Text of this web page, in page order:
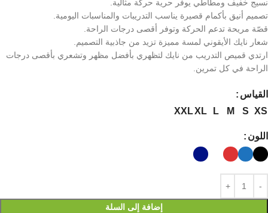
نسيج خفيف ومطاطي يوفر حرية حركة مثالية.
تصميم أنيق بأكمام قصيرة يناسب التدريبات والمناسبات اليومية.
قصّة مريحة تدعم الحركة وتوفر أقصى درجات الراحة.
شعار نايك الأيقوني لمسة مميزة تزيد من جاذبية التصميم.
ارتدي قميص التدريب من نايك لتظهري بأفضل مظهر وتشعري بأقصى درجات
الراحة في كل تمرين.
القياس
XS
S
M
L
XL
XXL
اللون
إضافة إلى السلة